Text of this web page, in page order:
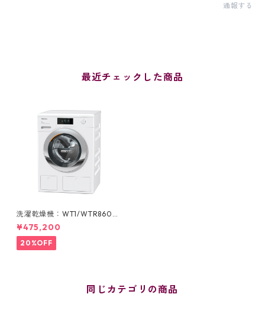
通報する
最近チェックした商品
洗濯乾燥機：WT1/WTR860
WPM
¥475,200
20%OFF
同じカテゴリの商品